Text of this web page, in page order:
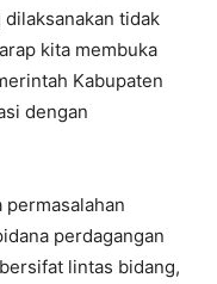
tidak
kita membuka
Kabupaten
dengan
permasalahan
perdagangan
lintas bidang,